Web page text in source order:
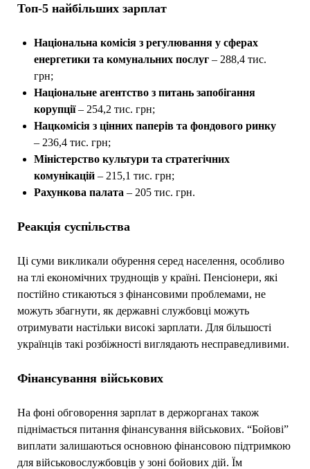
Топ-5 найбільших зарплат
Національна комісія з регулювання у сферах
енергетики та комунальних послуг– 288,4 тис.
грн;
Національне агентство з питань запобігання
корупції– 254,2 тис. грн;
Нацкомісія з цінних паперів та фондового ринку
– 236,4 тис. грн;
Міністерство культури та стратегічних
комунікацій– 215,1 тис. грн;
Рахункова палата – 205 тис. грн.
Реакція суспільства
Ці суми викликали обурення серед населення, особливо
на тлі економічних труднощів у країні. Пенсіонери, які
постійно стикаються з фінансовими проблемами, не
можуть збагнути, як державні службовці можуть
отримувати настільки високі зарплати. Для більшості
українців такі розбіжності виглядають несправедливими.
Фінансування військових
На фоні обговорення зарплат в держорганах також
піднімається питання фінансування військових. “Бойові”
виплати залишаються основною фінансовою підтримкою
для військовослужбовців у зоні бойових дій. Їм